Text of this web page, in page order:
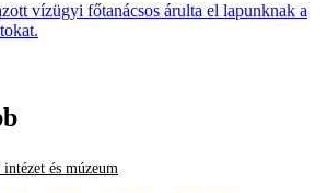
vízügyi főtanácsos árulta el lapunknak a
és múzeum